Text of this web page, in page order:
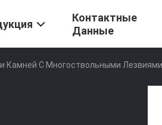
Контактные
Данные
Камней С Многоствольными